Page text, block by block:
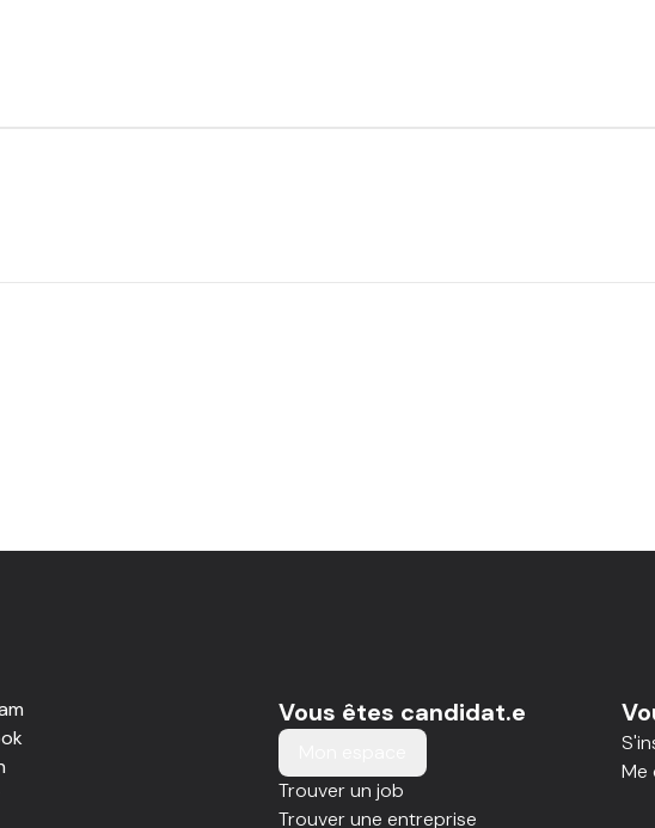
Vous êtes candidat.e
Trouver un job
Trouver une entreprise
Me